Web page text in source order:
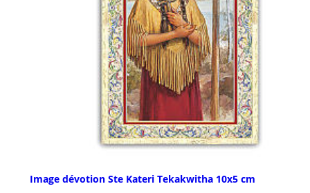
Image dévotion Ste Kateri Tekakwitha 10x5 cm